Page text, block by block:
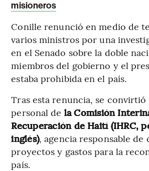
misioneros
Conille renunció en medio de
varios ministros por una
en el Senado sobre la doble
miembros del gobierno y el
estaba prohibida en el país.
Tras esta renuncia, se convirtió
personal de la Comisión
Recuperación de Haití (IHRC,
inglés), agencia responsable
proyectos y gastos para la
país.